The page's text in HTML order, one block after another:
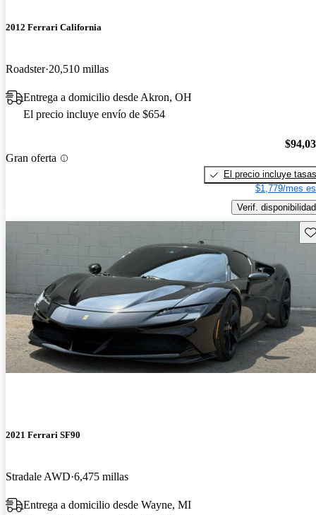
2012 Ferrari California
Roadster 20,510 millas
Entrega a domicilio desde Akron, OH
El precio incluye envío de $654
Gran oferta
El precio incluye tasas
$1,779/mes
Verif. disponibilidad
2021 Ferrari SF90
Stradale AWD 6,475 millas
Entrega a domicilio desde Wayne, MI